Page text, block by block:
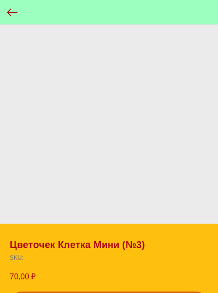
Цветочек Клетка Мини (№3)
SKU:
70,00 ₽